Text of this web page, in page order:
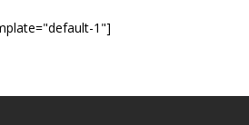
1"]